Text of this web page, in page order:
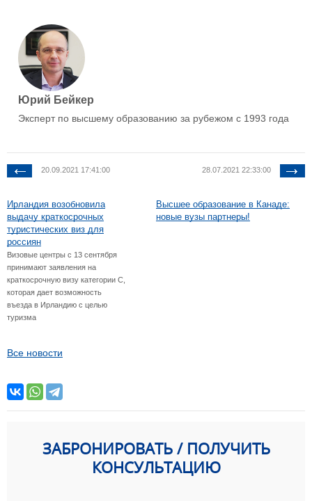
Юрий Бейкер
Эксперт по высшему образованию за рубежом с 1993 года
20.09.2021 17:41:00
Ирландия возобновила
выдачу краткосрочных
туристических виз для
россиян
Визовые центры c 13 сентября
принимают заявления на
краткосрочную визу категории С,
которая дает возможность
въезда в Ирландию с целью
туризма
28.07.2021 22:33:00
Высшее образование в Канаде:
новые вузы партнеры!
Все новости
ЗАБРОНИРОВАТЬ / ПОЛУЧИТЬ
КОНСУЛЬТАЦИЮ